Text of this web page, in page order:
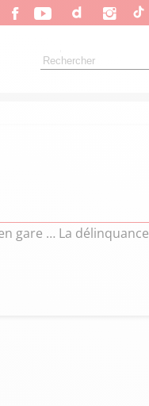
gare … La délinquance